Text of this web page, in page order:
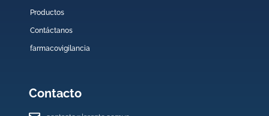
Productos
Contáctanos
farmacovigilancia
Contacto